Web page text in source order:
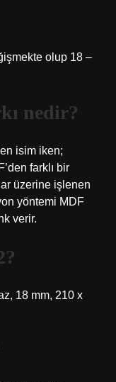
olup 18 –
nedir?
isim iken;
farklı bir
üzerine işlenen
yöntemi MDF
verir.
18 mm, 210 x